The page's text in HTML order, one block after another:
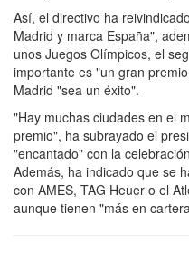
Así, el directivo ha
Madrid y marca España",
unos Juegos Olímpicos, el
importante es "un gran
Madrid "sea un éxito".
"Hay muchas ciudades en el
premio", ha subrayado el
"encantado" con la
Además, ha indicado que se
con AMES, TAG Heuer o el
aunque tienen "más en